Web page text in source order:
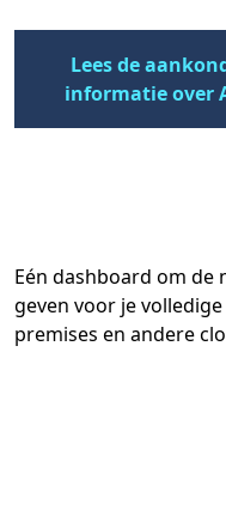
Lees de
informatie over
Eén dashboard om de
geven voor je
premises en andere